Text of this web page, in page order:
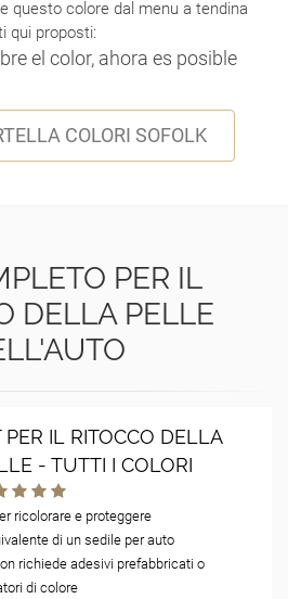
questo colore dal menu a tendina
qui proposti:
el color, ahora es posible
COLORI SOFOLK
PER IL
DELLA PELLE
PER IL RITOCCO DELLA
- TUTTI I COLORI
ricolorare e proteggere
di un sedile per auto
richiede adesivi prefabbricati o
di colore